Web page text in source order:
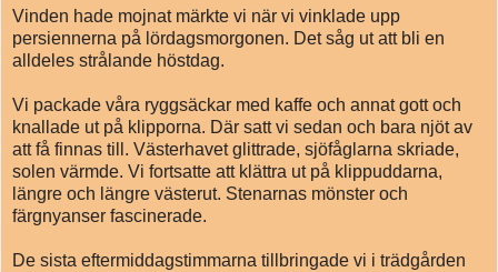
Vinden hade mojnat märkte vi när vi vinklade upp
persiennerna på lördagsmorgonen. Det såg ut att bli en
alldeles strålande höstdag.
Vi packade våra ryggsäckar med kaffe och annat gott och
knallade ut på klipporna. Där satt vi sedan och bara njöt av
att få finnas till. Västerhavet glittrade, sjöfåglarna skriade,
solen värmde. Vi fortsatte att klättra ut på klippuddarna,
längre och längre västerut. Stenarnas mönster och
färgnyanser fascinerade.
De sista eftermiddagstimmarna tillbringade vi i trädgården